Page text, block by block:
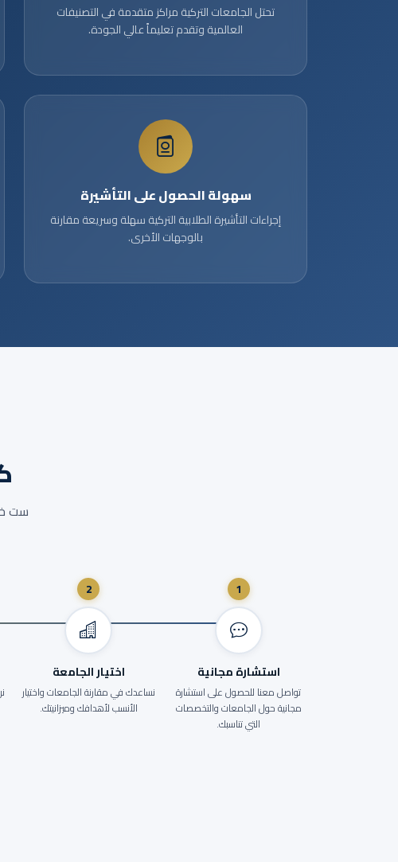
تحتل الجامعات التركية مراكز متقدمة في التصنيفات
العالمية وتقدم تعليماً عالي الجودة.
سهولة الحصول على التأشيرة
إجراءات التأشيرة الطلابية التركية سهلة وسريعة مقارنة
بالوجهات الأخرى.
ست
1
استشارة مجانية
تواصل معنا للحصول على استشارة
مجانية حول الجامعات والتخصصات
التي تناسبك.
2
اختيار الجامعة
نساعدك في مقارنة الجامعات واختيار
الأنسب لأهدافك وميزانيتك.